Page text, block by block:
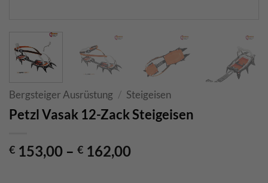
Bergsteiger Ausrüstung / Steigeisen
Petzl Vasak 12-Zack Steigeisen
€ 153,00 – € 162,00